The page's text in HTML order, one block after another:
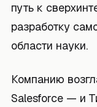
путь к
разработку
области науки.
Компанию
Salesforce — и